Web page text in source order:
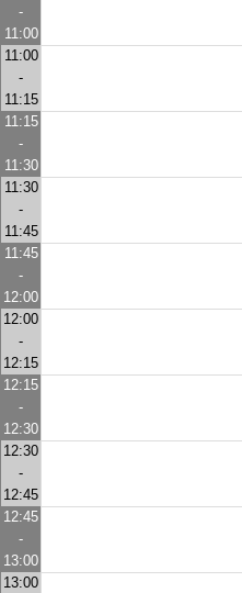
-
11:00
11:00
-
11:15
11:15
-
11:30
11:30
-
11:45
11:45
-
12:00
12:00
-
12:15
12:15
-
12:30
12:30
-
12:45
12:45
-
13:00
13:00